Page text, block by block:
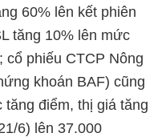
60% lên kết phiên
tăng 10% lên mức
cổ phiếu CTCP Nông
khoán BAF) cũng
điểm, thị giá tăng
6) lên 37.000